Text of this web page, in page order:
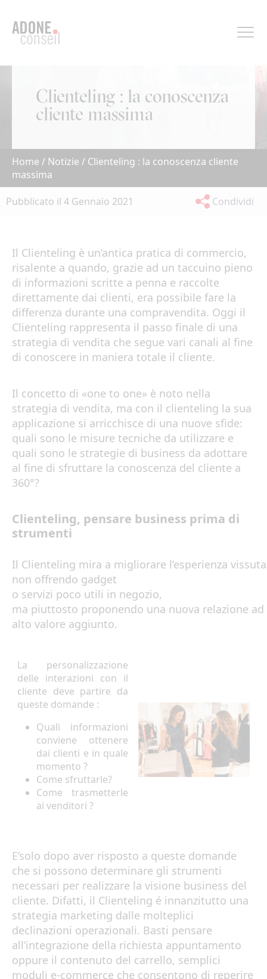
Clienteling : la conoscenza
cliente massima
Home / Notizie / Clienteling : la conoscenza cliente
massima
Pubblicato il 4 Gennaio 2021 Condividi
Il Clienteling è un’antica pratica di commercio,
risalente a quando, grazie ad un taccuino pieno
di informazioni scritte a penna e raccolte
direttamente dai clienti, era possibile fare la
differenza durante una compravendita. Oggi il
Clienteling rappresenta il passo finale di una
strategia di vendita che segue vari canali al fine
di conoscere in maniera totale il cliente.
Il concetto di «one to one» è noto nella
strategia di vendita, ma con il clienteling la sua
applicazione si arricchisce di una nuove sfide:
quali sono le misure tecniche da utilizzare e
quali sono le strategie di business da adottare
al fine di sfruttare la conoscenza del cliente a
360°?
Clienteling, pensare business prima di
strumenti
Il Clienteling mira a migliorare l’esperienza vissuta
non offrendo gadget
o servizi poco utili in negozio,
ma piuttosto proponendo una nuova relazione ad
alto valore aggiunto.
La personalizzazione
delle interazioni con il
cliente deve partire da
queste domande :
Quali informazioni
conviene ottenere
dai clienti e in quale
momento ?
Come sfruttarle?
Come trasmetterle
ai venditori ?
E’solo dopo aver risposto a queste domande
che si possono determinare gli strumenti
necessari per realizzare la visione business del
cliente. Difatti, il Clienteling é innanzitutto una
strategia marketing dalle molteplici
declinazioni operazionali. Basti pensare
all’integrazione della richiesta appuntamento
oppure il contenuto del carrello, semplici
moduli e-commerce che consentono di reperire